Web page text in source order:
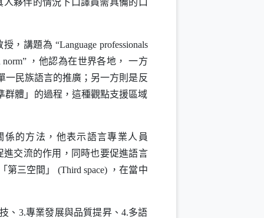
授，講題為 “Language professionals
norm” ，他認為在世界各地， 一方
一民族語言的推廣；另一方則是反
群體」的過程，這種觀點支援區域
的方法，他表示語言專業人員
交流的作用，同時也要促進語言
第三空間」 (Third space)，在當中
3.專業發展與品質提昇、4.多語